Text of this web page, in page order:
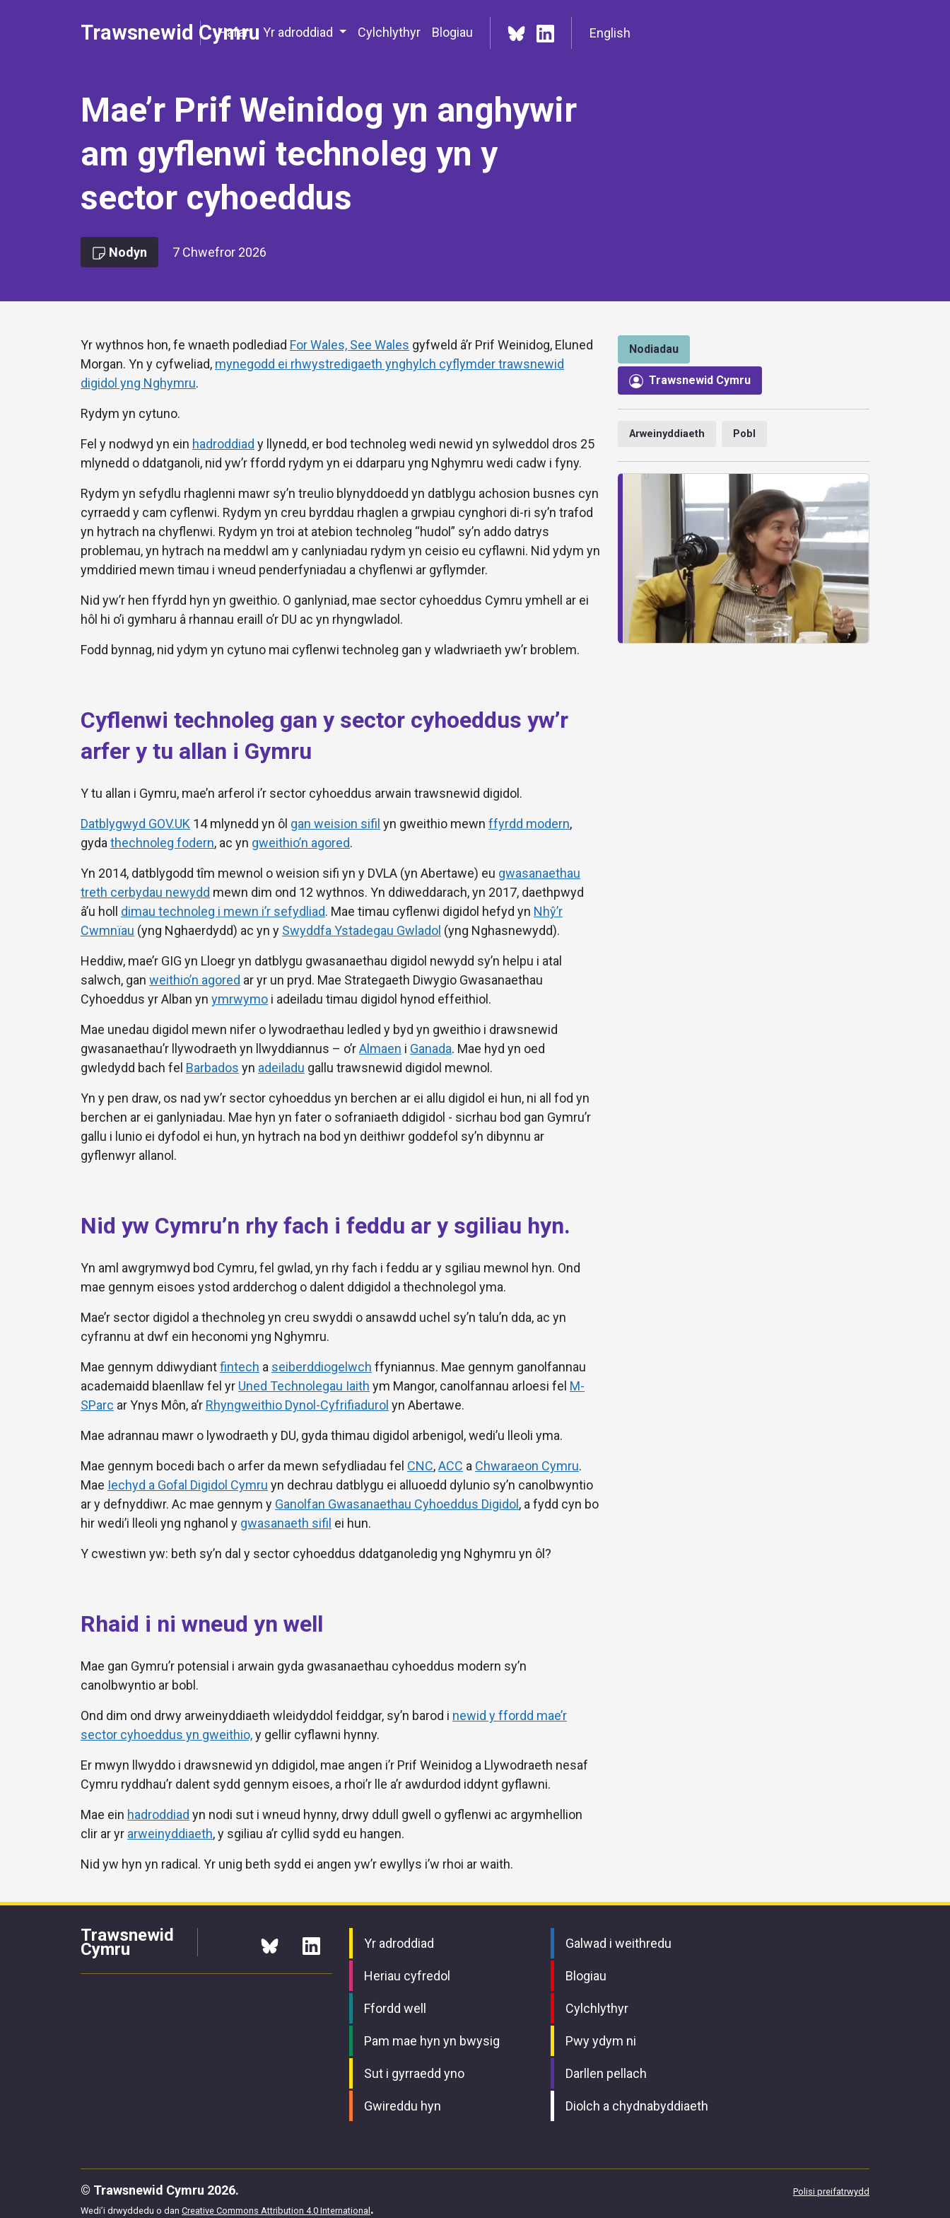
Trawsnewid Cymru
Hafan Yr adroddiad Cylchlythyr Blogiau English
Mae’r Prif Weinidog yn anghywir
am gyflenwi technoleg yn y
sector cyhoeddus
Nodyn 7 Chwefror 2026
Yr wythnos hon, fe wnaeth podlediad For Wales, See Wales gyfweld â’r Prif Weinidog, Eluned
Morgan. Yn y cyfweliad, mynegodd ei rhwystredigaeth ynghylch cyflymder trawsnewid
digidol yng Nghymru.
Rydym yn cytuno.
Fel y nodwyd yn ein hadroddiad y llynedd, er bod technoleg wedi newid yn sylweddol dros 25
mlynedd o ddatganoli, nid yw’r ffordd rydym yn ei ddarparu yng Nghymru wedi cadw i fyny.
Rydym yn sefydlu rhaglenni mawr sy’n treulio blynyddoedd yn datblygu achosion busnes cyn
cyrraedd y cam cyflenwi. Rydym yn creu byrddau rhaglen a grwpiau cynghori di-ri sy’n trafod
yn hytrach na chyflenwi. Rydym yn troi at atebion technoleg “hudol” sy’n addo datrys
problemau, yn hytrach na meddwl am y canlyniadau rydym yn ceisio eu cyflawni. Nid ydym yn
ymddiried mewn timau i wneud penderfyniadau a chyflenwi ar gyflymder.
Nid yw’r hen ffyrdd hyn yn gweithio. O ganlyniad, mae sector cyhoeddus Cymru ymhell ar ei
hôl hi o’i gymharu â rhannau eraill o’r DU ac yn rhyngwladol.
Fodd bynnag, nid ydym yn cytuno mai cyflenwi technoleg gan y wladwriaeth yw’r broblem.
Cyflenwi technoleg gan y sector cyhoeddus yw’r
arfer y tu allan i Gymru
Y tu allan i Gymru, mae’n arferol i’r sector cyhoeddus arwain trawsnewid digidol.
Datblygwyd GOV.UK 14 mlynedd yn ôl gan weision sifil yn gweithio mewn ffyrdd modern,
gyda thechnoleg fodern, ac yn gweithio’n agored.
Yn 2014, datblygodd tîm mewnol o weision sifi yn y DVLA (yn Abertawe) eu gwasanaethau
treth cerbydau newydd mewn dim ond 12 wythnos. Yn ddiweddarach, yn 2017, daethpwyd
â’u holl dimau technoleg i mewn i’r sefydliad. Mae timau cyflenwi digidol hefyd yn Nhŷ’r
Cwmnïau (yng Nghaerdydd) ac yn y Swyddfa Ystadegau Gwladol (yng Nghasnewydd).
Heddiw, mae’r GIG yn Lloegr yn datblygu gwasanaethau digidol newydd sy’n helpu i atal
salwch, gan weithio’n agored ar yr un pryd. Mae Strategaeth Diwygio Gwasanaethau
Cyhoeddus yr Alban yn ymrwymo i adeiladu timau digidol hynod effeithiol.
Mae unedau digidol mewn nifer o lywodraethau ledled y byd yn gweithio i drawsnewid
gwasanaethau’r llywodraeth yn llwyddiannus – o’rAlmaen i Ganada. Mae hyd yn oed
gwledydd bach fel Barbados yn adeiladu gallu trawsnewid digidol mewnol.
Yn y pen draw, os nad yw’r sector cyhoeddus yn berchen ar ei allu digidol ei hun, ni all fod yn
berchen ar ei ganlyniadau. Mae hyn yn fater o sofraniaeth ddigidol - sicrhau bod gan Gymru’r
gallu i lunio ei dyfodol ei hun, yn hytrach na bod yn deithiwr goddefol sy’n dibynnu ar
gyflenwyr allanol.
Nid yw Cymru’n rhy fach i feddu ar y sgiliau hyn.
Yn aml awgrymwyd bod Cymru, fel gwlad, yn rhy fach i feddu ar y sgiliau mewnol hyn. Ond
mae gennym eisoes ystod ardderchog o dalent ddigidol a thechnolegol yma.
Mae’r sector digidol a thechnoleg yn creu swyddi o ansawdd uchel sy’n talu’n dda, ac yn
cyfrannu at dwf ein heconomi yng Nghymru.
Mae gennym ddiwydiantfintech a seiberddiogelwch ffyniannus. Mae gennym ganolfannau
academaidd blaenllaw fel yr Uned Technolegau Iaith ym Mangor, canolfannau arloesi fel M-
SParc ar Ynys Môn, a’r Rhyngweithio Dynol-Cyfrifiadurol yn Abertawe.
Mae adrannau mawr o lywodraeth y DU, gyda thimau digidol arbenigol, wedi’u lleoli yma.
Mae gennym bocedi bach o arfer da mewn sefydliadau fel CNC,ACC a Chwaraeon Cymru.
Mae Iechyd a Gofal Digidol Cymru yn dechrau datblygu ei alluoedd dylunio sy’n canolbwyntio
ar y defnyddiwr. Ac mae gennym y Ganolfan Gwasanaethau Cyhoeddus Digidol , a fydd cyn bo
hir wedi’i lleoli yng nghanol y gwasanaeth sifil ei hun.
Y cwestiwn yw: beth sy’n dal y sector cyhoeddus ddatganoledig yng Nghymru yn ôl?
Rhaid i ni wneud yn well
Mae gan Gymru’r potensial i arwain gyda gwasanaethau cyhoeddus modern sy’n
canolbwyntio ar bobl.
Ond dim ond drwy arweinyddiaeth wleidyddol feiddgar, sy’n barod i newid y ffordd mae’r
sector cyhoeddus yn gweithio,y gellir cyflawni hynny.
Er mwyn llwyddo i drawsnewid yn ddigidol, mae angen i’r Prif Weinidog a Llywodraeth nesaf
Cymru ryddhau’r dalent sydd gennym eisoes, a rhoi’r lle a’r awdurdod iddynt gyflawni.
Mae ein hadroddiad yn nodi sut i wneud hynny, drwy ddull gwell o gyflenwi ac argymhellion
clir ar yr arweinyddiaeth, y sgiliau a’r cyllid sydd eu hangen.
Nid yw hyn yn radical. Yr unig beth sydd ei angen yw’r ewyllys i’w rhoi ar waith.
Nodiadau
Trawsnewid Cymru
Arweinyddiaeth Pobl
Trawsnewid
Cymru Yr adroddiad
Heriau cyfredol
Ffordd well
Pam mae hyn yn bwysig
Sut i gyrraedd yno
Gwireddu hyn
Galwad i weithredu
Blogiau
Cylchlythyr
Pwy ydym ni
Darllen pellach
Diolch a chydnabyddiaeth
© Trawsnewid Cymru 2026.
Wedi’i drwyddedu o dan Creative Commons Attribution 4.0 International .
Polisi preifatrwydd